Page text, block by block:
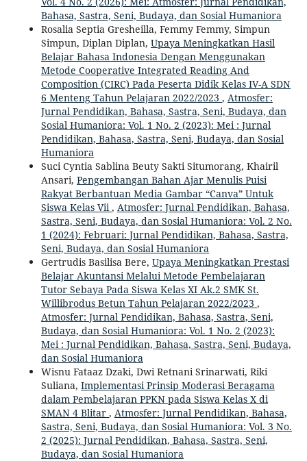
Bahasa, Sastra, Seni, Budaya, dan Sosial Humaniora
Rosalia Septia Gresheilla, Femmy Femmy, Simpun
Simpun, Diplan Diplan, Upaya Meningkatkan Hasil
Belajar Bahasa Indonesia Dengan Menggunakan
Metode Cooperative Integrated Reading And
Composition (CIRC) Pada Peserta Didik Kelas IV-A SDN
6 Menteng Tahun Pelajaran 2022/2023 , Atmosfer:
Jurnal Pendidikan, Bahasa, Sastra, Seni, Budaya, dan
Sosial Humaniora: Vol. 1 No. 2 (2023): Mei : Jurnal
Pendidikan, Bahasa, Sastra, Seni, Budaya, dan Sosial
Humaniora
Suci Cyntia Sablina Beuty Sakti Situmorang, Khairil
Ansari, Pengembangan Bahan Ajar Menulis Puisi
Rakyat Berbantuan Media Gambar “Canva” Untuk
Siswa Kelas Vii , Atmosfer: Jurnal Pendidikan, Bahasa,
Sastra, Seni, Budaya, dan Sosial Humaniora: Vol. 2 No.
1 (2024): Februari: Jurnal Pendidikan, Bahasa, Sastra,
Seni, Budaya, dan Sosial Humaniora
Gertrudis Basilisa Bere, Upaya Meningkatkan Prestasi
Belajar Akuntansi Melalui Metode Pembelajaran
Tutor Sebaya Pada Siswa Kelas XI Ak.2 SMK St.
Willibrodus Betun Tahun Pelajaran 2022/2023 ,
Atmosfer: Jurnal Pendidikan, Bahasa, Sastra, Seni,
Budaya, dan Sosial Humaniora: Vol. 1 No. 2 (2023):
Mei : Jurnal Pendidikan, Bahasa, Sastra, Seni, Budaya,
dan Sosial Humaniora
Wisnu Fataaz Dzaki, Dwi Retnani Srinarwati, Riki
Suliana, Implementasi Prinsip Moderasi Beragama
dalam Pembelajaran PPKN pada Siswa Kelas X di
SMAN 4 Blitar , Atmosfer: Jurnal Pendidikan, Bahasa,
Sastra, Seni, Budaya, dan Sosial Humaniora: Vol. 3 No.
2 (2025): Jurnal Pendidikan, Bahasa, Sastra, Seni,
Budaya, dan Sosial Humaniora